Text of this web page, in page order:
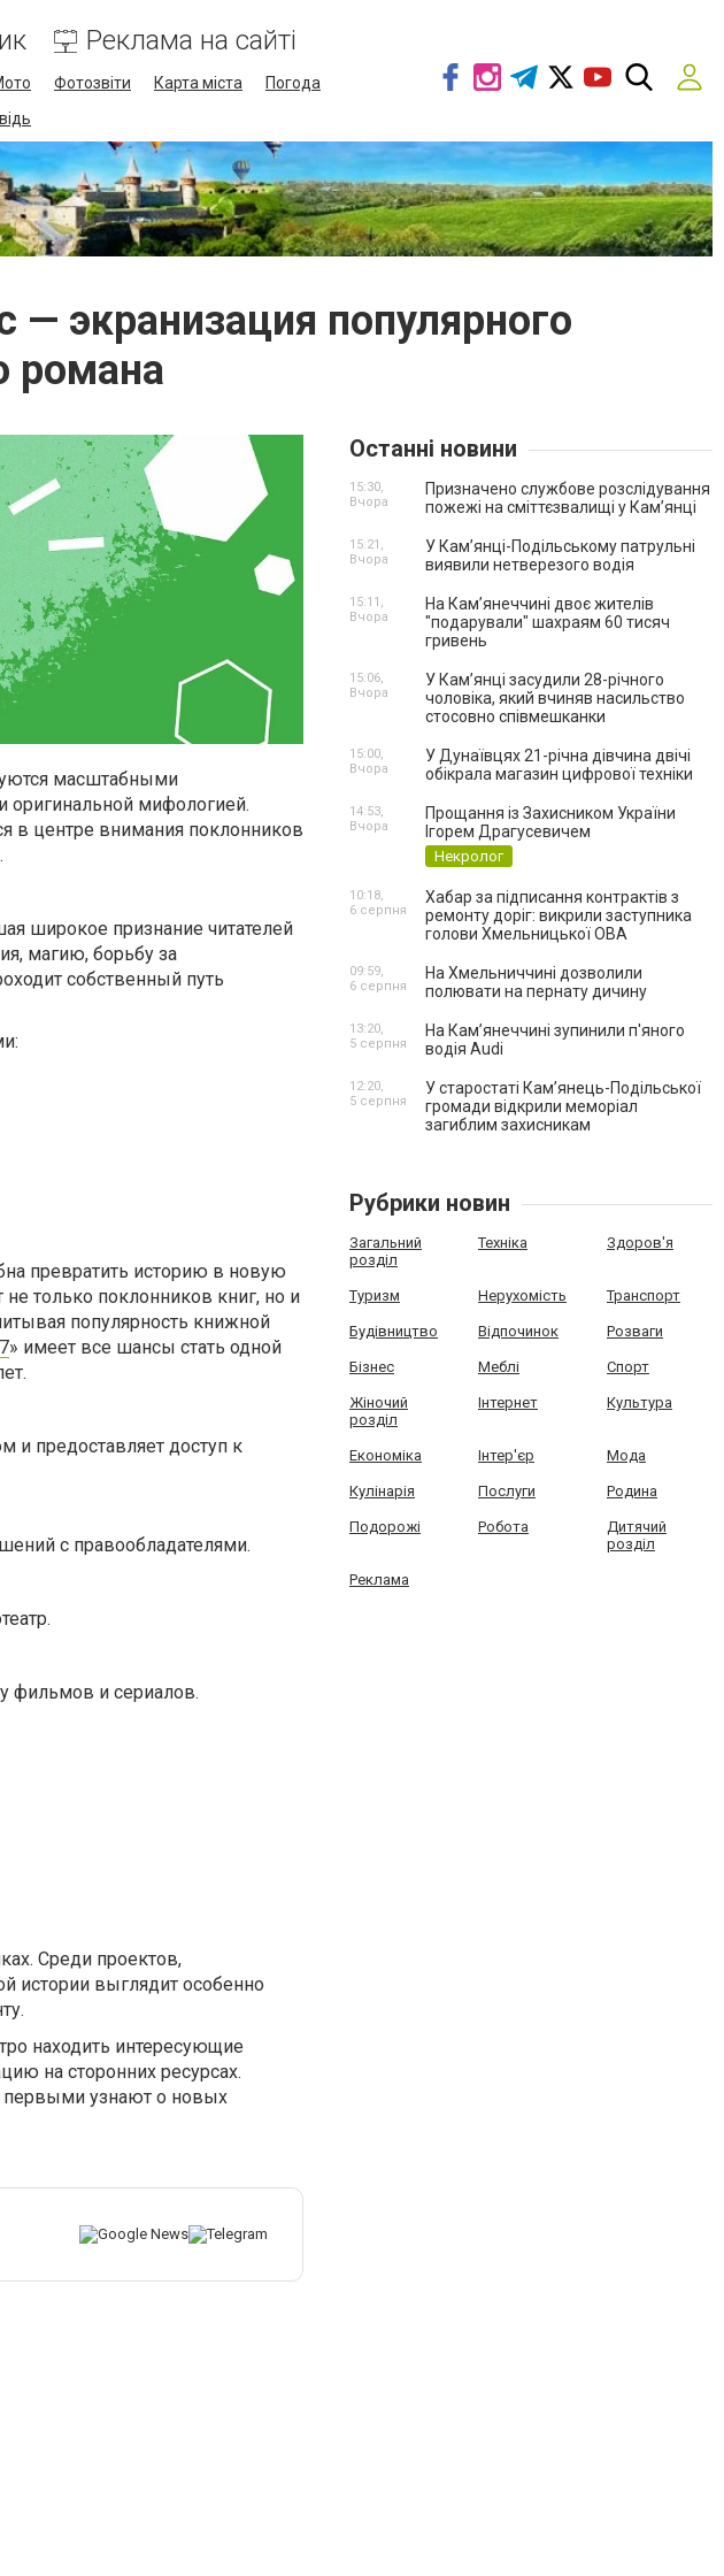
Реклама на сайті
Фотозвіти Карта міста
Погода
— экранизация популярного
романа
масштабными
мифологией.
в центре внимания поклонников
широкое признание читателей
магию, борьбу за
собственный путь
превратить историю в новую
только поклонников книг, но и
популярность книжной
» имеет все шансы стать одной
и предоставляет доступ к
с правообладателями.
фильмов и сериалов.
Среди проектов,
истории выглядит особенно
находить интересующие
на сторонних ресурсах.
первыми узнают о новых
Останні новини
Призначено службове розслідування
пожежі на сміттєзвалищі у Кам’янці
15:30,
Вчора
У Кам’янці-Подільському патрульні
виявили нетверезого водія
15:21,
Вчора
На Камʼянеччині двоє жителів
"подарували" шахраям 60 тисяч
гривень
15:11,
Вчора
У Камʼянці засудили 28-річного
чоловіка, який вчиняв насильство
стосовно співмешканки
15:06,
Вчора
У Дунаївцях 21-річна дівчина двічі
обікрала магазин цифрової техніки
15:00,
Вчора
Прощання із Захисником України
Ігорем Драгусевичем
Некролог
14:53,
Вчора
Хабар за підписання контрактів з
ремонту доріг: викрили заступника
голови Хмельницької ОВА
10:18,
6 серпня
На Хмельниччині дозволили
полювати на пернату дичину
09:59,
6 серпня
На Камʼянеччині зупинили п'яного
водія Audi
13:20,
5 серпня
У старостаті Кам’янець-Подільської
громади відкрили меморіал
загиблим захисникам
12:20,
5 серпня
Рубрики новин
Загальний
розділ
Техніка Здоров'я
Туризм Нерухомість Транспорт
Будівництво Відпочинок Розваги
Бізнес Меблі Спорт
Жіночий
розділ
Інтернет Культура
Економіка Інтер'єр Мода
Кулінарія Послуги Родина
Подорожі Робота
Дитячий
розділ
Реклама